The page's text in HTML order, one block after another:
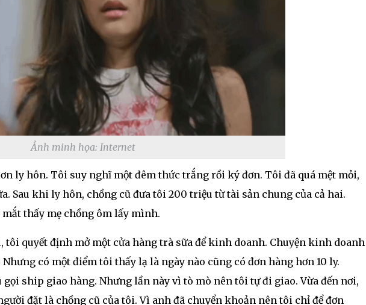
Ảnh minh họa: Internet
ly hôn. Tôi suy nghĩ một đêm thức trắng rồi ký đơn. Tôi đã quá mệt mỏi,
Sau khi ly hôn, chồng cũ đưa tôi 200 triệu từ tài sản chung của cả hai.
thấy mẹ chồng ôm lấy mình.
quyết định mở một cửa hàng trà sữa để kinh doanh. Chuyện kinh doanh
có một điểm tôi thấy lạ là ngày nào cũng có đơn hàng hơn 10 ly.
ship giao hàng. Nhưng lần này vì tò mò nên tôi tự đi giao. Vừa đến nơi,
đặt là chồng cũ của tôi. Vì anh đã chuyển khoản nên tôi chỉ để đơn